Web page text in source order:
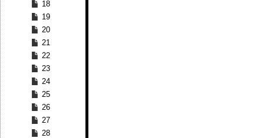
18
19
20
21
22
23
24
25
26
27
28